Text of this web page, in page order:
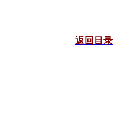
返回目录